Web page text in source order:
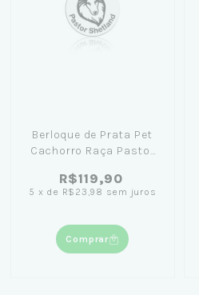
Berloque de Prata Pet
Cachorro Raça Pastor
R$119,90
5 x de R$23,98 sem juros
Comprar